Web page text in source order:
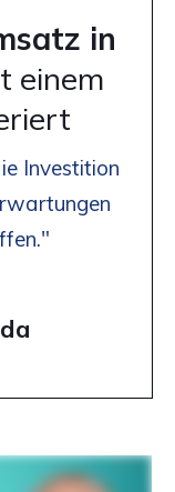
in
einem
Investition